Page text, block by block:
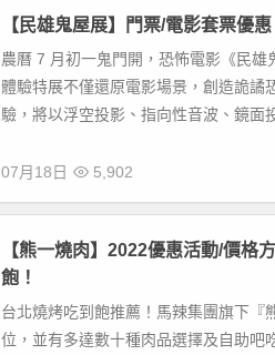
【民雄鬼屋展】門票/電影套票優
農曆 7 月初一鬼門開，恐怖電影《民
體驗特展不僅還原電影場景，創造詭譎
驗，將以浮空投影、指向性音波、鏡面
07月18日 5,902
【熊一燒肉】2022優惠活動/價格
飽！
台北燒烤吃到飽推薦！馬辣集團旗下『
位，並有多達數十種肉品選擇及自助吧